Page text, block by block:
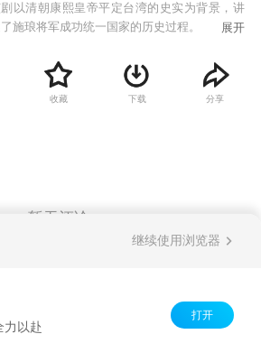
以清朝康熙皇帝平定台湾的史实为背景，讲
施琅将军成功统一国家的历史过程。
展开
收藏 下载 分享
暂无评论
继续使用浏览器
力以赴
打开